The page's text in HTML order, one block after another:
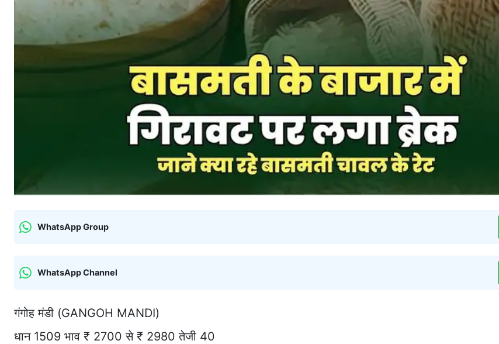
WhatsApp Group
WhatsApp Channel
गंगोह मंडी (GANGOH MANDI)
धान 1509 भाव ₹ 2700 से ₹ 2980 तेजी 40